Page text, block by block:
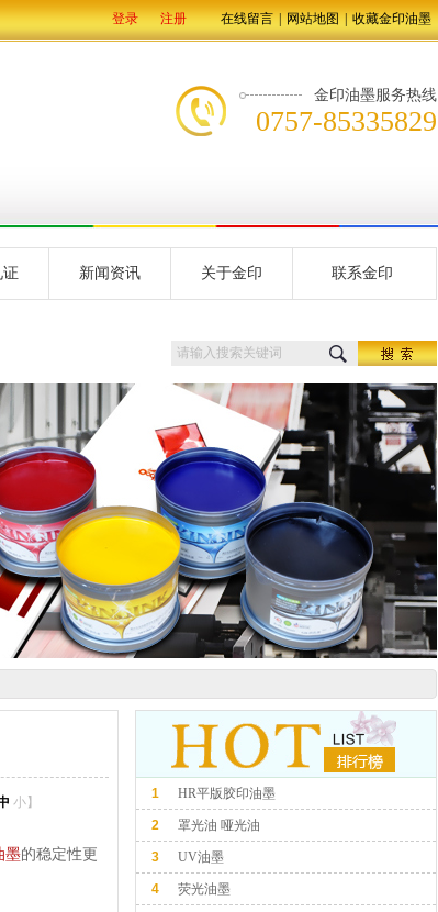
登录 注册 在线留言 网站地图 收藏金印油墨
金印油墨服务热线
0757-85335829
新闻资讯 关于金印 联系金印
小】
墨的稳定性更
1 HR平版胶印油墨
2 罩光油 哑光油
3 UV油墨
4 荧光油墨